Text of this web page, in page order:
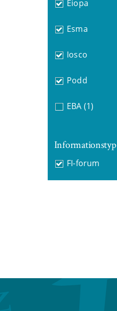
Eiopa
Esma
Iosco
Podd
EBA (1)
Informationstyp
FI-forum